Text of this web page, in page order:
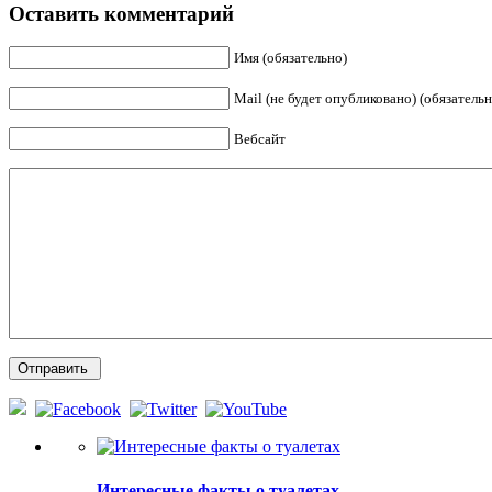
Оставить комментарий
Имя (обязательно)
Mail (не будет опубликовано)
Вебсайт